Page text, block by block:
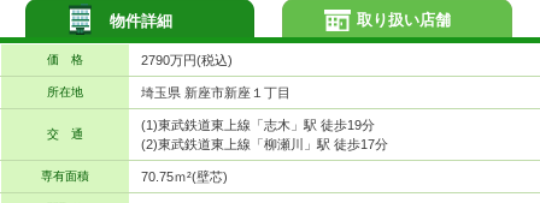
物件詳細
価 格 2790万円(税込)
所在地 埼玉県 新座市新座１丁目
交 通
(1)東武鉄道東上線「志木」駅 徒歩19分
(2)東武鉄道東上線「柳瀬川」駅 徒歩17分
専有面積 70.75ｍ²(壁芯)
取り扱い店舗